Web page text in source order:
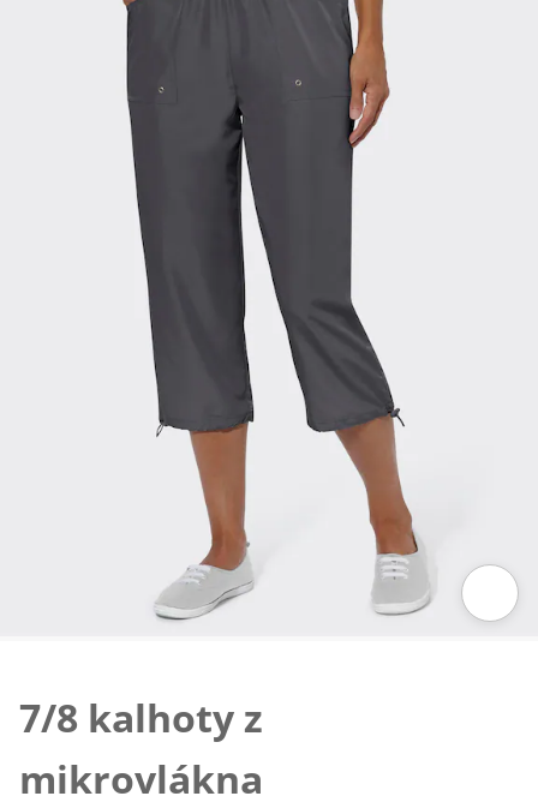
7/8 kalhoty z
mikrovlákna